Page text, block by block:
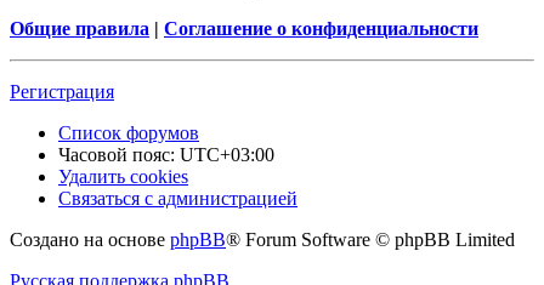
Общие правила | Соглашение о конфиденциальности
Регистрация
Список форумов
Часовой пояс: UTC+03:00
Удалить cookies
Связаться с администрацией
Создано на основе phpBB® Forum Software © phpBB Limited